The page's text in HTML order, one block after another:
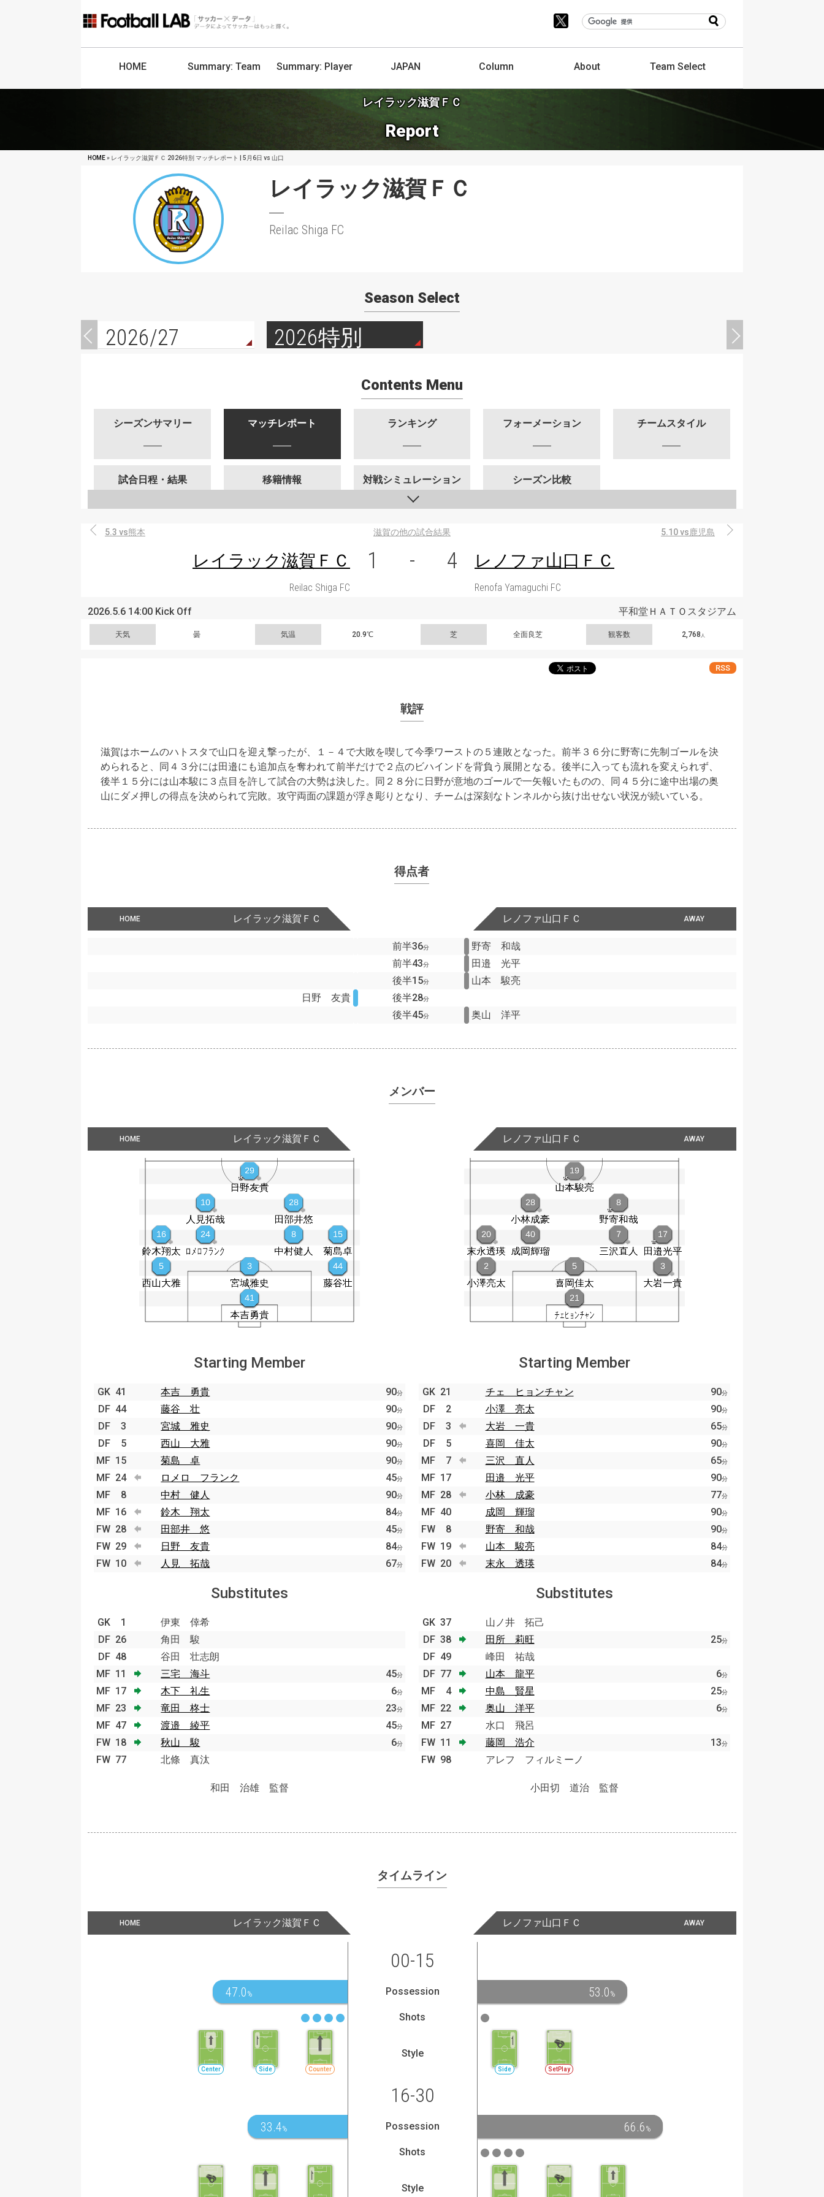
HOME Summary: Team Summary: Player JAPAN Column About TeamSelect
レイラック滋賀ＦＣ
Report
HOME» レイラック滋賀ＦＣ 2026特別 マッチレポート | 5月6日 vs 山口
レイラック滋賀ＦＣ
Reilac Shiga FC
Season Select
2026/27 2026特別
Contents Menu
シーズンサマリー マッチレポート ランキング フォーメーション チームスタイル
試合日程・結果 移籍情報 対戦シミュレーション シーズン比較
5.3 vs熊本 滋賀の他の試合結果 5.10 vs鹿児島
レイラック滋賀ＦＣ 1 - 4 レノファ山口ＦＣ
Reilac Shiga FC Renofa Yamaguchi FC
2026.5.6 14:00 Kick Off 平和堂ＨＡＴＯスタジアム
天気 曇 気温 20.9℃ 芝 全面良芝 観客数 2,768 人
RSS
戦評
滋賀はホームのハトスタで山口を迎え撃ったが、１－４で大敗を喫して今季ワーストの５連敗となった。前半３６分に野寄に先制ゴールを決
められると、同４３分には田邉にも追加点を奪われて前半だけで２点のビハインドを背負う展開となる。後半に入っても流れを変えられず、
後半１５分には山本駿に３点目を許して試合の大勢は決した。同２８分に日野が意地のゴールで一矢報いたものの、同４５分に途中出場の奥
山にダメ押しの得点を決められて完敗。攻守両面の課題が浮き彫りとなり、チームは深刻なトンネルから抜け出せない状況が続いている。
得点者
HOME レイラック滋賀ＦＣ AWAY
レノファ山口ＦＣ
前半36分
野寄 和哉
前半43分
田邉 光平
後半15分
山本 駿亮
日野 友貴
後半28分
後半45分 奥山 洋平
メンバー
HOME レイラック滋賀ＦＣ AWAY
レノファ山口ＦＣ
Starting Member
GK 41 本吉 勇貴 90分
DF 44 藤谷 壮 90分
DF 3 宮城 雅史 90分
DF 5 西山 大雅 90分
MF 15 菊島 卓 90分
MF 24 ロメロ フランク 45分
MF 8 中村 健人 90分
MF 16 鈴木 翔太 84分
FW 28 田部井 悠 45分
FW 29 日野 友貴 84分
FW 10 人見 拓哉 67分
Substitutes
GK 1
伊東 倖希
DF 26
角田 駿
DF 48
谷田 壮志朗
MF 11 三宅 海斗 45分
MF 17 木下 礼生 6分
MF 23 竜田 柊士 23分
MF 47 渡邉 綾平 45分
FW 18 秋山 駿 6分
FW 77 北條 真汰
和田 治雄 監督
Starting Member
GK 21 チェ ヒョンチャン 90分
DF 2 小澤 亮太 90分
DF 3 大岩 一貴 65分
DF 5 喜岡 佳太 90分
MF 7 三沢 直人 65分
MF 17 田邉 光平 90分
MF 28 小林 成豪 77分
MF 40 成岡 輝瑠 90分
FW 8 野寄 和哉 90分
FW 19 山本 駿亮 84分
FW 20 末永 透瑛 84分
Substitutes
GK 37
山ノ井 拓己
DF 38 田所 莉旺 25分
DF 49
峰田 祐哉
DF 77 山本 龍平 6分
MF 4 中島 賢星 25分
MF 22 奥山 洋平 6分
MF 27
水口 飛呂
FW 11 藤岡 浩介 13分
FW 98 アレフ フィルミーノ
小田切 道治 監督
タイムライン
HOME レイラック滋賀ＦＣ AWAY
レノファ山口ＦＣ
00-15
47.0 % Possession 53.0 %
Shots
Counter
Side
Center
Style
Side SetPlay
16-30
33.4% Possession 66.6 %
Shots
Style